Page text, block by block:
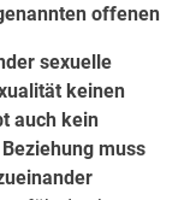
offenen
sexuelle
keinen
auch kein
muss